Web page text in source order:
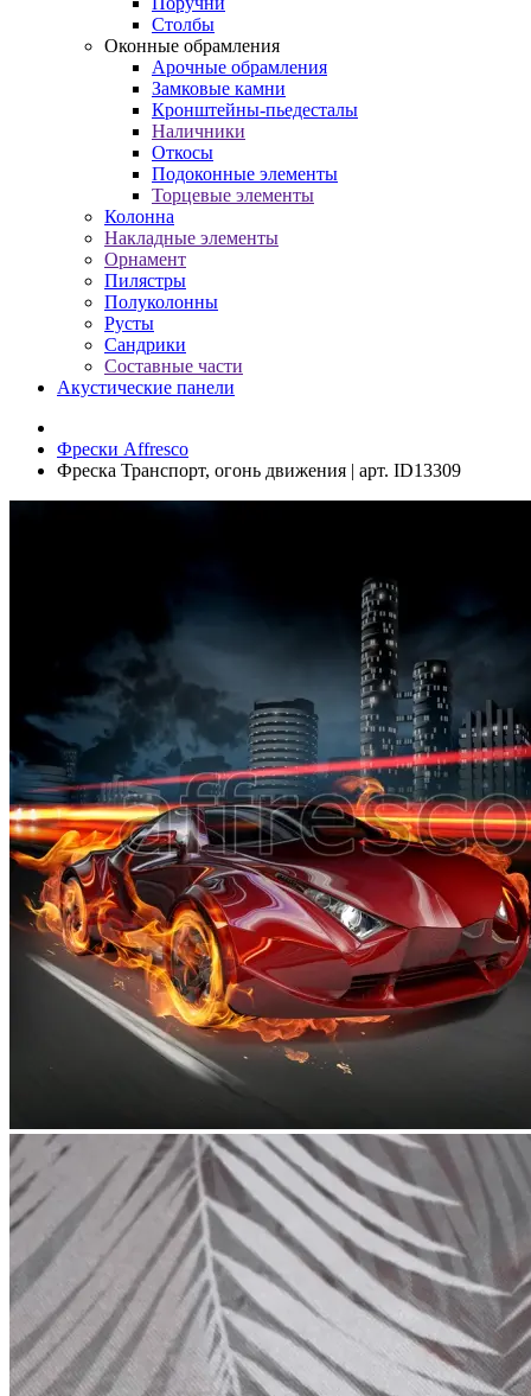
Столбы
Оконные обрамления
Арочные обрамления
Замковые камни
Кронштейны-пьедесталы
Наличники
Откосы
Подоконные элементы
Торцевые элементы
Колонна
Накладные элементы
Орнамент
Пилястры
Полуколонны
Русты
Сандрики
Составные части
Акустические панели
Фрески Affresco
Фреска Транспорт, огонь движения | арт. ID13309